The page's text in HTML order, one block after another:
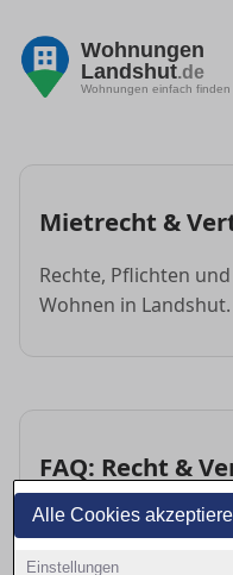
Alle Cookies
Einstellungen
Wohnungen
Landshut.de
Wohnungen einfach finden
Mietrecht &
Rechte, Pflichten
Wohnen in Landshut.
FAQ: Recht &
Was muss im